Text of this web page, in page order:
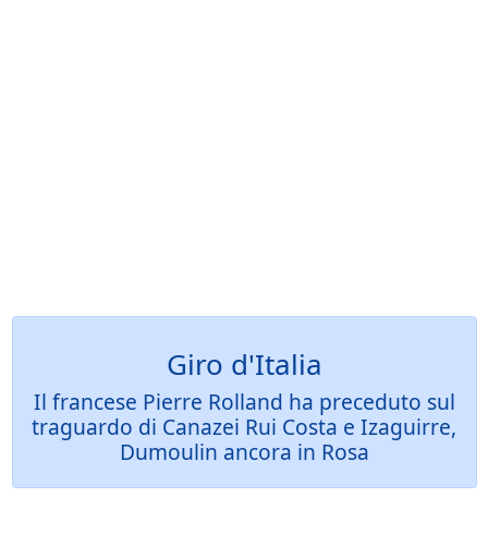
Giro d'Italia
Il francese Pierre Rolland ha preceduto sul
traguardo di Canazei Rui Costa e Izaguirre,
Dumoulin ancora in Rosa